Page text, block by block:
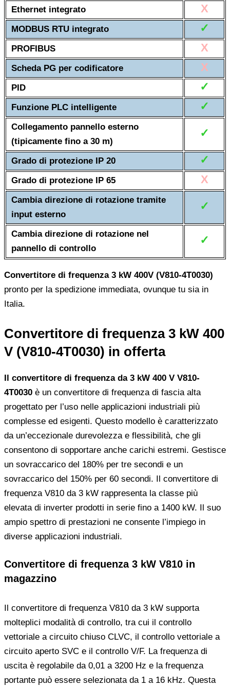
Ethernet integrato X
MODBUS RTU integrato ✓
PROFIBUS X
Scheda PG per codificatore X
PID ✓
Funzione PLC intelligente ✓
Collegamento pannello esterno
(tipicamente fino a 30 m)
✓
Grado di protezione IP 20 ✓
Grado di protezione IP 65 X
Cambia direzione di rotazione tramite
input esterno
✓
Cambia direzione di rotazione nel
pannello di controllo
✓
Convertitore di frequenza 3 kW 400V (V810-4T0030)
pronto per la spedizione immediata, ovunque tu sia in
Italia.
Convertitore di frequenza 3 kW 400
V (V810-4T0030) in offerta
Il convertitore di frequenza da 3 kW 400 V V810-
4T0030 è un convertitore di frequenza di fascia alta
progettato per l’uso nelle applicazioni industriali più
complesse ed esigenti. Questo modello è caratterizzato
da un’eccezionale durevolezza e flessibilità, che gli
consentono di sopportare anche carichi estremi. Gestisce
un sovraccarico del 180% per tre secondi e un
sovraccarico del 150% per 60 secondi. Il convertitore di
frequenza V810 da 3 kW rappresenta la classe più
elevata di inverter prodotti in serie fino a 1400 kW. Il suo
ampio spettro di prestazioni ne consente l’impiego in
diverse applicazioni industriali.
Convertitore di frequenza 3 kW V810 in
magazzino
Il convertitore di frequenza V810 da 3 kW supporta
molteplici modalità di controllo, tra cui il controllo
vettoriale a circuito chiuso CLVC, il controllo vettoriale a
circuito aperto SVC e il controllo V/F. La frequenza di
uscita è regolabile da 0,01 a 3200 Hz e la frequenza
portante può essere selezionata da 1 a 16 kHz. Questa